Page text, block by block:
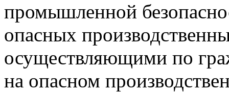
промышленной
опасных
осуществляющими по
на опасном